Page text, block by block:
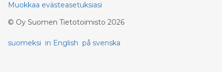
Muokkaa evästeasetuksiasi
© Oy Suomen Tietotoimisto 2026
suomeksi in English på svenska